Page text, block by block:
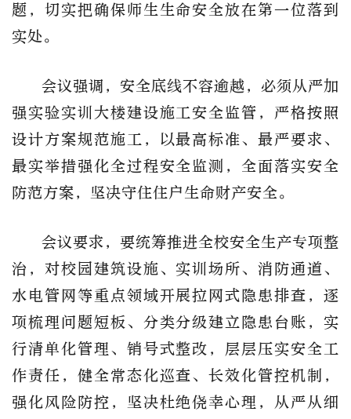
题，切实把确保师生生命安全放在第一位落到
实处。
会议强调，安全底线不容逾越，必须从严加
强实验实训大楼建设施工安全监管，严格按照
设计方案规范施工，以最高标准、最严要求、
最实举措强化全过程安全监测，全面落实安全
防范方案，坚决守住住户生命财产安全。
会议要求，要统筹推进全校安全生产专项整
治，对校园建筑设施、实训场所、消防通道、
水电管网等重点领域开展拉网式隐患排查，逐
项梳理问题短板、分类分级建立隐患台账，实
行清单化管理、销号式整改，层层压实安全工
作责任，健全常态化巡查、长效化管控机制，
强化风险防控，坚决杜绝侥幸心理，从严从细